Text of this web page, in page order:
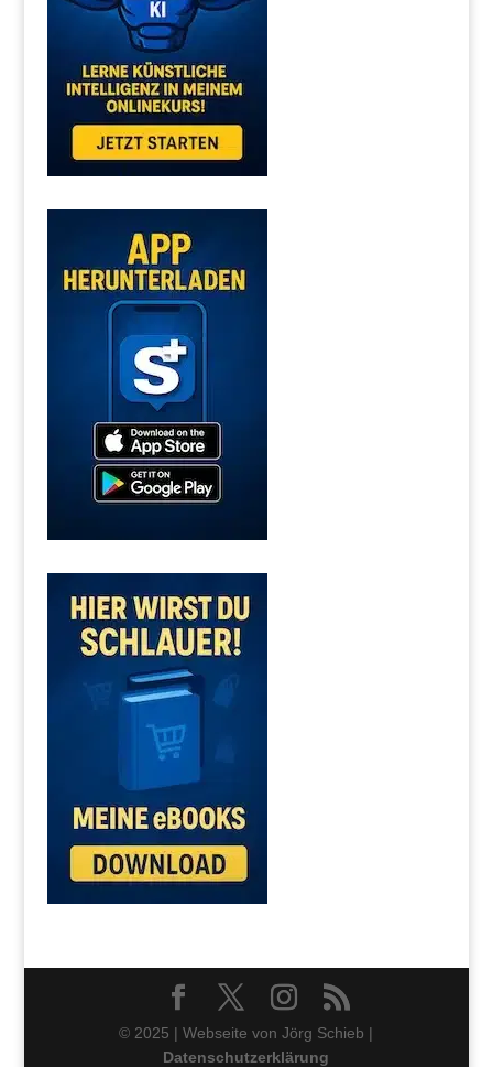
© 2025 | Webseite von Jörg Schieb |
Datenschutzerklärung